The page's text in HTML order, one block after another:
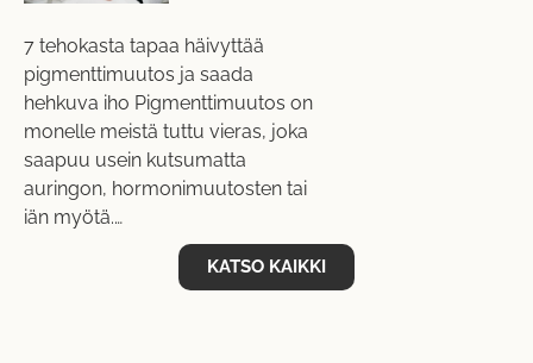
7 tehokasta tapaa häivyttää
pigmenttimuutos ja saada
hehkuva iho Pigmenttimuutos on
monelle meistä tuttu vieras, joka
saapuu usein kutsumatta
auringon, hormonimuutosten tai
iän myötä.…
KATSO KAIKKI